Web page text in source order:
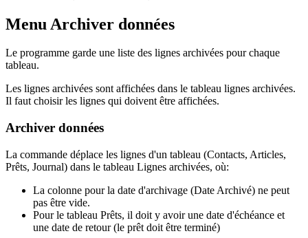
Menu Archiver données
Le programme garde une liste des lignes archivées pour chaque
tableau.
Les lignes archivées sont affichées dans le tableau lignes archivées.
Il faut choisir les lignes qui doivent être affichées.
Archiver données
La commande déplace les lignes d'un tableau (Contacts, Articles,
Prêts, Journal) dans le tableau Lignes archivées, où:
La colonne pour la date d'archivage (Date Archivé) ne peut
pas être vide.
Pour le tableau Prêts, il doit y avoir une date d'échéance et
une date de retour (le prêt doit être terminé)